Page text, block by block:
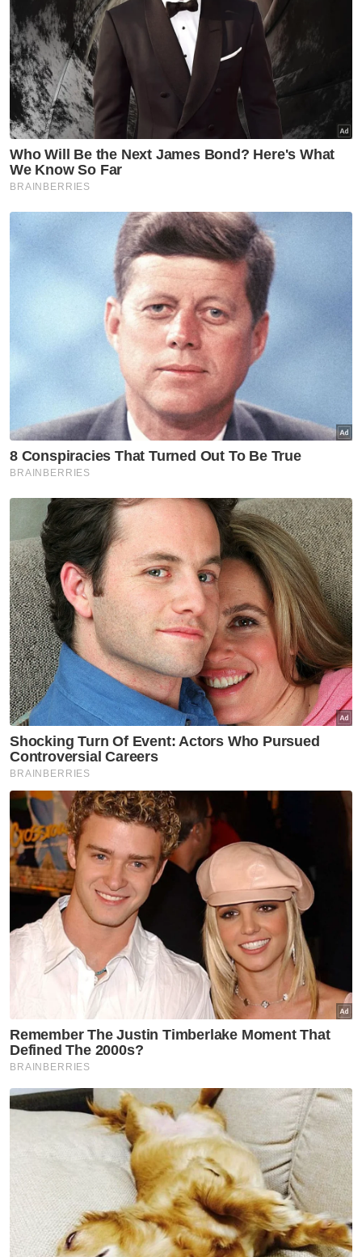
raja yang baik, ia sangat subjektif. Namun,
kalau ikut perkiraan saya, formula untuk
menjadi raja yang baik adalah dengan
mendekati rakyat, memenangi hati mereka,
untuk mempelajari apa sahaja, atau
memahami masalah yang dihadapi dan cuba
menyelesaikan masalah mereka.
"Namun, mungkin kita tidak boleh
memuaskan hati semua rakyat, tetapi
sekadar mana yang saya boleh bantu dan
mampu menolong, saya tetap akan
menolong,” titah Seri Paduka.
Berkongsi pandangan mengenai
perkembangan dunia teknologi, terutamanya
media sosial, Al-Sultan Abdullah yang genap
60 tahun hari ini mengakui tidak terikut
dengan kemajuan teknologi masa kini, namun
berpendapat ruang media sosial harus
digunakan sebaik mungkin.
Berita Telus & Tulus menerusi E-Mel setiap
hari!
Mengenai harapan Seri Paduka sempena
Hari Kebangsaan yang akan diraikan bulan
hadapan, Al-Sultan Abdullah bertitah seluruh
rakyat harus memahami kepentingan hari
bersejarah itu dan bukan hanya sekadar
meraikan hari tersebut. - Bernama
Muat turun aplikasi Sinar Harian. Klik di sini!
Al Sultan Abdullah